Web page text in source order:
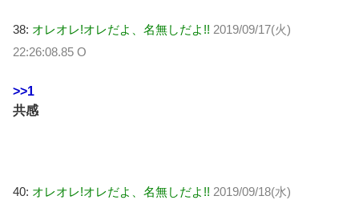
38: オレオレ!オレだよ、名無しだよ!! 2019/09/17(火)
22:26:08.85 O
>>1
共感
40: オレオレ!オレだよ、名無しだよ!! 2019/09/18(水)